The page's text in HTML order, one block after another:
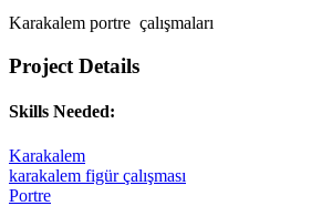
Karakalem portre çalışmaları
Project Details
Skills Needed:
Karakalem
karakalem figür çalışması
Portre